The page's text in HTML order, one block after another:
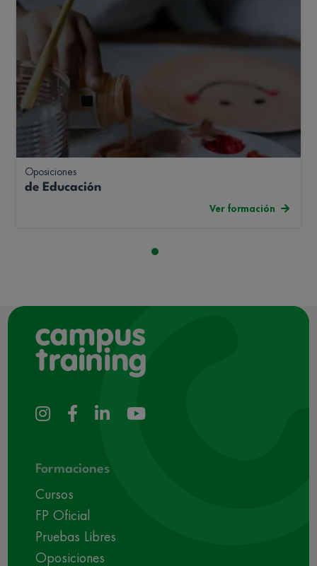
Oposiciones
de Educación
Ver formación
Formaciones
Cursos
FP Oficial
Pruebas Libres
Oposiciones